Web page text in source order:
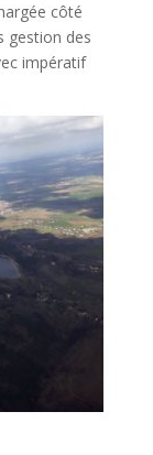
côté
gestion des
impératif